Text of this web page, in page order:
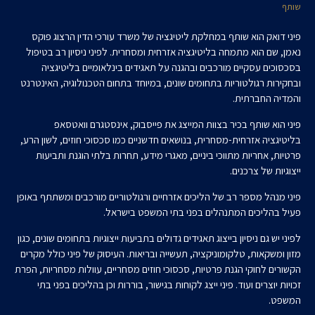
שותף
פיני דואק הוא שותף במחלקת ליטיגציה של משרד עורכי הדין הרצוג פוקס
נאמן, שם הוא מתמחה בליטיגציה אזרחית ומסחרית. לפיני ניסיון רב בטיפול
בסכסוכים עסקיים מורכבים ובהגנה על תאגידים בינלאומיים בליטיגציה
ובחקירות רגולטוריות בתחומים שונים, במיוחד בתחום הטכנולוגיה, האינטרנט
והמדיה החברתית.
פיני הוא שותף בכיר בצוות המייצג את פייסבוק, אינסטגרם וואטסאפ
בליטיגציה אזרחית-מסחרית, בנושאים חדשניים כמו סכסוכי חוזים, לשון הרע,
פרטיות, אחריות מתווכי ביניים, מאגרי מידע, תחרות בלתי הוגנת ותביעות
ייצוגיות של צרכנים.
פיני מנהל מספר רב של הליכים אזרחיים ורגולטוריים מורכבים ומשתתף באופן
פעיל בהליכים המתנהלים בפני בתי המשפט בישראל.
לפיני יש גם ניסיון בייצוג תאגידים גדולים בתביעות ייצוגיות בתחומים שונים, כגון
מזון ומשקאות, טלקומוניקציה, תעשייה ובריאות. העיסוק של פיני כולל מקרים
הקשורים לחוקי הגנת פרטיות, סכסוכי חוזים מסחריים, עוולות מסחריות, הפרת
זכויות יוצרים ועוד. פיני ייצג לקוחות בגישור, בוררות וכן בהליכים בפני בתי
המשפט.